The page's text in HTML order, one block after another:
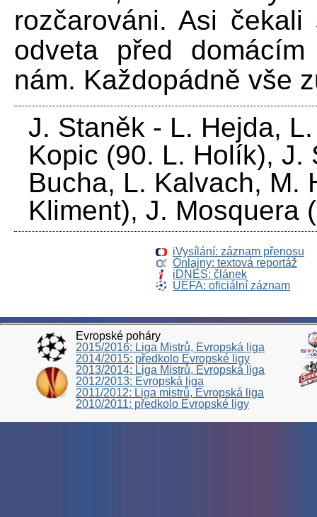
rozčarováni. Asi
odveta před
nám. Každopádně vše
J. Staněk - L. Hejda,
Kopic (90. L. Holík), J.
Bucha, L. Kalvach, M.
Kliment), J. Mosquera
iVysílání: záznam přenosu
Onlajny: textová reportáž
iDNES: článek
UEFA: oficiální záznam
Evropské poháry
2015/2016: Liga Mistrů, Evropská liga
2014/2015: předkolo Evropské ligy
2013/2014: Liga Mistrů, Evropská liga
2012/2013: Evropská liga
2011/2012: Liga mistrů, Evropská liga
2010/2011: předkolo Evropské ligy